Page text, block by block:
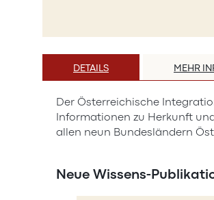
springen
DETAILS
Der Österreichische
Informationen zu Herkunft
allen neun Bundesländern
Neue Wissens-
MEHR